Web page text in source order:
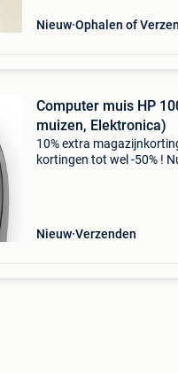
Nieuw Ophalen of
Computer muis HP
muizen, Elektronica)
10% extra
kortingen tot wel -50% !
Nieuw Verzenden